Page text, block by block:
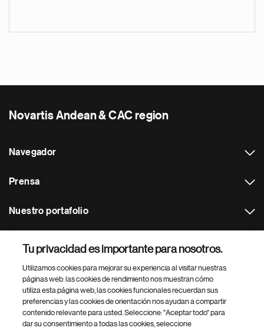
Novartis Andean & CAC region
Navegador
Prensa
Nuestro portafolio
Footer Site Search
Tu privacidad es importante para nosotros.
Utilizamos cookies para mejorar su experiencia al visitar nuestras
páginas web: las cookies de rendimiento nos muestran cómo
utiliza esta página web, las cookies funcionales recuerdan sus
preferencias y las cookies de orientación nos ayudan a compartir
contenido relevante para usted. Seleccione: "Aceptar todo" para
dar su consentimiento a todas las cookies, seleccione